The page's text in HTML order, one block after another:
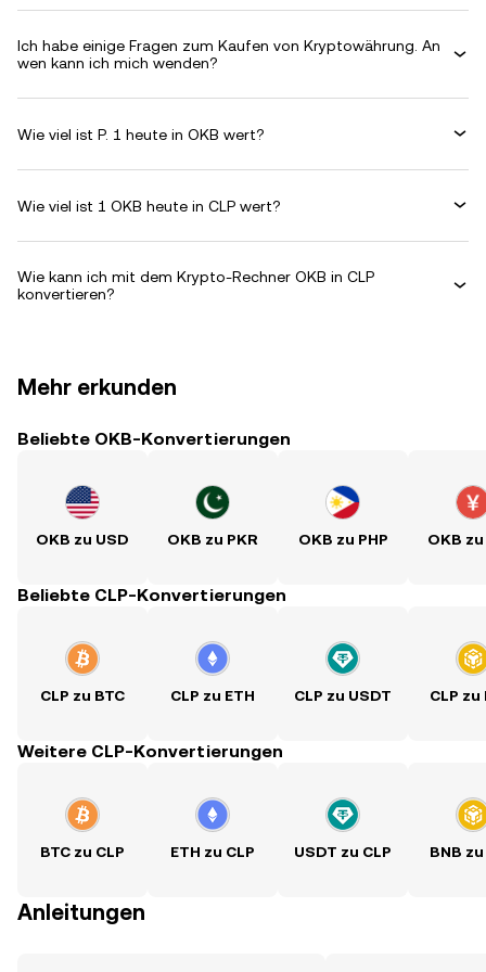
Ich habe einige Fragen zum Kaufen von Kryptowährung. An
wen kann ich mich wenden?
Wie viel ist P. 1 heute in OKB wert?
Wie viel ist 1 OKB heute in CLP wert?
Wie kann ich mit dem Krypto-Rechner OKB in CLP
konvertieren?
Mehr erkunden
Beliebte OKB-Konvertierungen
OKB zu USD OKB zu PKR OKB zu PHP OKB zu
Beliebte CLP-Konvertierungen
CLP zu BTC CLP zu ETH CLP zu USDT CLP zu
Weitere CLP-Konvertierungen
BTC zu CLP ETH zu CLP USDT zu CLP BNB zu
Anleitungen